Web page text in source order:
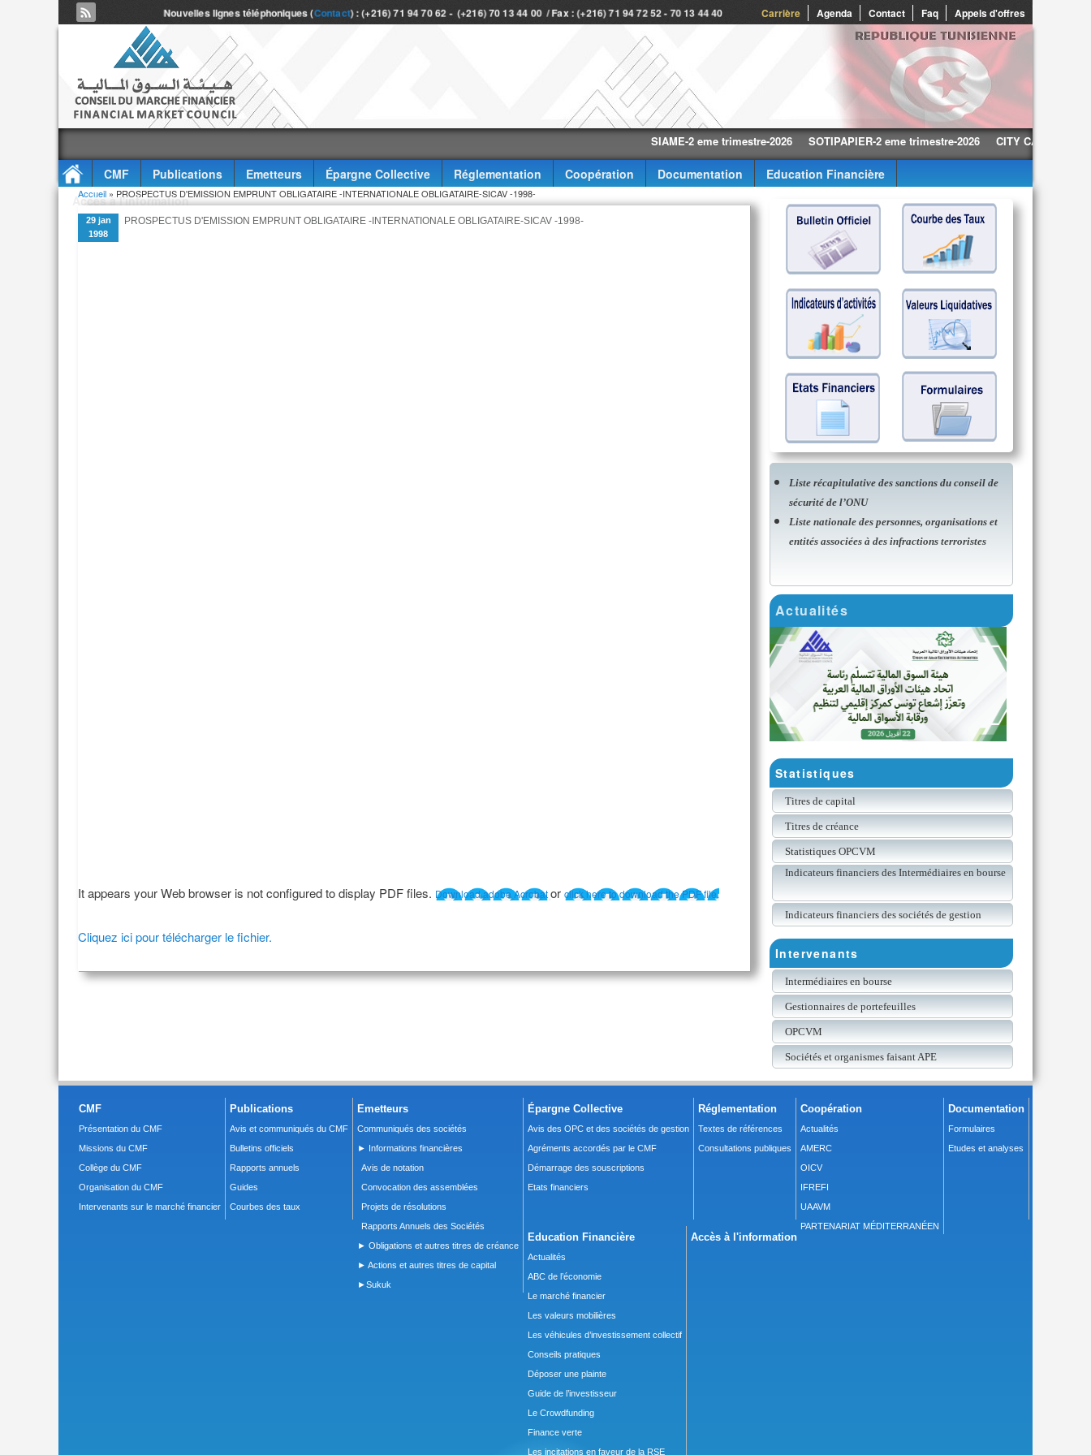
Carrière Agenda Contact Faq Appels d'offres
Nouvelles lignes téléphoniques (Contact) : (+216) 71 94 70 62 - (+216) 70 13 44 00 / Fax : (+216) 71 94 72 52 - 70 13 44 40
SIAME-2 eme trimestre-2026 SOTIPAPIER-2 eme trimestre-2026 CITY CARS-2 eme
CMF Publications Emetteurs Épargne Collective Réglementation Coopération Documentation
Education Financière
Accès à l'information
Vous êtes ici
Accueil » PROSPECTUS D'EMISSION EMPRUNT OBLIGATAIRE -INTERNATIONALE OBLIGATAIRE-SICAV -1998-
29 jan
1998
PROSPECTUS D'EMISSION EMPRUNT OBLIGATAIRE -INTERNATIONALE OBLIGATAIRE-SICAV -1998-
It appears your Web browser is not configured to display PDF files. Download adobe Acrobator click here to download the PDF file.
Cliquez ici pour télécharger le fichier.
Liste récapitulative des sanctions du conseil de
sécurité de l’ONU
Liste nationale des personnes, organisations et
entités associées à des infractions terroristes
Actualités
Statistiques
Titres de capital
Titres de créance
Statistiques OPCVM
Indicateurs financiers des Intermédiaires en bourse
Indicateurs financiers des sociétés de gestion
Intervenants
Intermédiaires en bourse
Gestionnaires de portefeuilles
OPCVM
Sociétés et organismes faisant APE
CMF
Présentation du CMF
Missions du CMF
Collège du CMF
Organisation du CMF
Intervenants sur le marché financier
Publications
Avis et communiqués du CMF
Bulletins officiels
Rapports annuels
Guides
Courbes des taux
Emetteurs
Communiqués des sociétés
► Informations financières
Avis de notation
Convocation des assemblées
Projets de résolutions
Rapports Annuels des Sociétés
► Obligations et autres titres de créance
► Actions et autres titres de capital
►Sukuk
Épargne Collective
Avis des OPC et des sociétés de gestion
Agréments accordés par le CMF
Démarrage des souscriptions
Etats financiers
Réglementation
Textes de références
Consultations publiques
Coopération
Actualités
AMERC
OICV
IFREFI
UAAVM
PARTENARIAT MÉDITERRANÉEN
Documentation
Formulaires
Etudes et analyses
Education Financière
Actualités
ABC de l’économie
Le marché financier
Les valeurs mobilières
Les véhicules d’investissement collectif
Conseils pratiques
Déposer une plainte
Guide de l’investisseur
Le Crowdfunding
Finance verte
Les incitations en faveur de la RSE
Accès à l'information